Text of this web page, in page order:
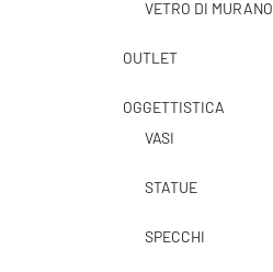
VETRO DI MURANO
OUTLET
OGGETTISTICA
VASI
STATUE
SPECCHI